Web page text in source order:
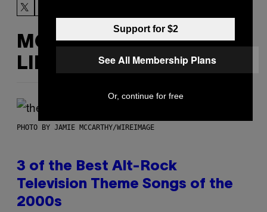
MORE
LIKE THIS
PHOTO BY JAMIE MCCARTHY/WIREIMAGE
3 of the Best Alt-Rock
Television Theme Songs of the
2000s
Support for $2
See All Membership Plans
Or, continue for free